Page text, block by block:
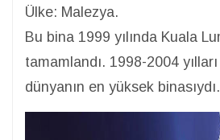
Ülke: Malezya.
Bu bina 1999 yılında Kuala
tamamlandı. 1998-2004
dünyanın en yüksek binasıydı.